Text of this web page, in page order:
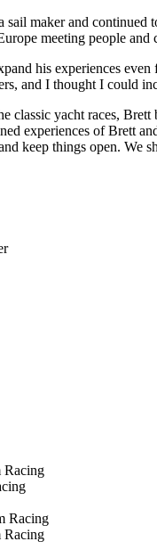
maker and
meeting people
his experiences
and I thought I could
classic yacht races,
experiences of Brett
keep things open. We
Racing
Racing
Racing